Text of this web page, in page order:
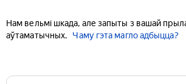
Нам вельмі шкада, але запыты з вашай
аўтаматычных.
Чаму гэта магло адбыцца?